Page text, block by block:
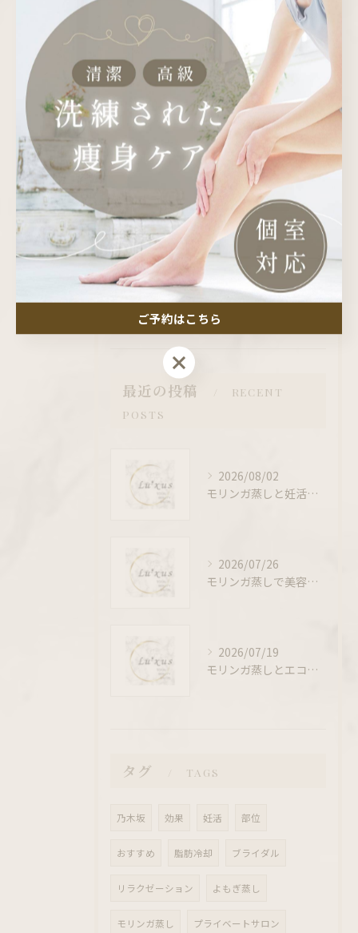
よもぎ蒸しと美容の仕組みを知り長く続
けるメリットや肌変化を解説
2026/05/31
1 4 5
カテゴリー CATEGORIES
全てのカテゴリー
モリンガ蒸し よもぎ蒸し
最近の投稿
RECENT
POSTS
2026/08/02
モリンガ蒸しと妊活の安心活用法を東京都新宿区山吹町から解説
2026/07/26
モリンガ蒸しで美容をサポートよもぎ蒸しとの違いや効果と実感できる活用法
2026/07/19
モリンガ蒸しとエコフレンドリーな温活で東京都新宿区市谷砂土原町の美と健康を叶える方法
タグ TAGS
乃木坂 効果 妊活 部位
おすすめ 脂肪冷却 ブライダル
リラクゼーション よもぎ蒸し
モリンガ蒸し プライベートサロン
ご予約はこちら
ご予約はこちら